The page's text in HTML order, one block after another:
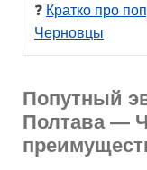
❓ Кратко про
Черновцы
Попутный
Полтава —